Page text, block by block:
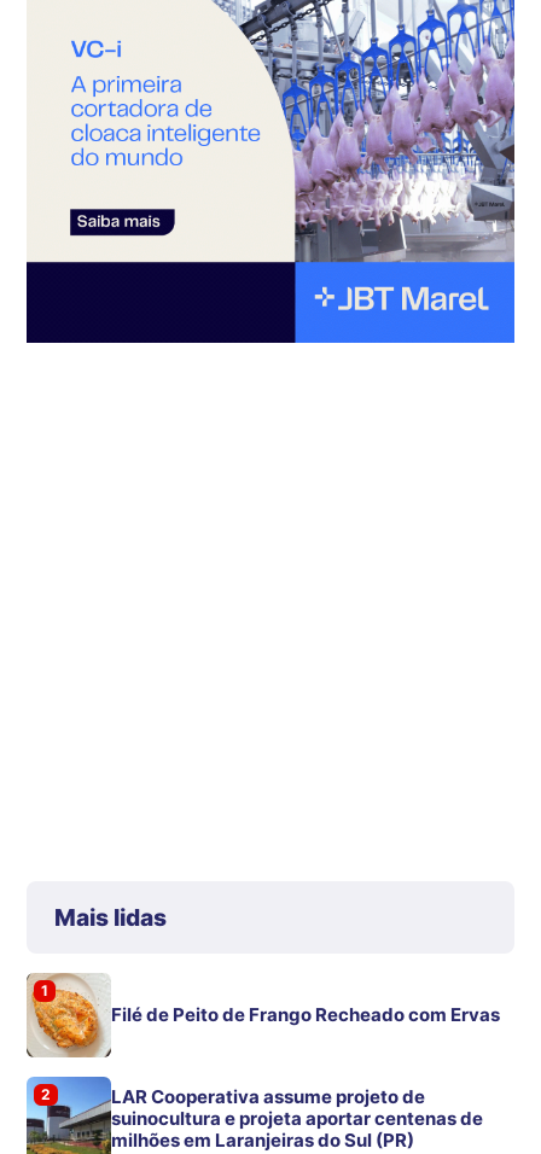
Mais lidas
1
Filé de Peito de Frango Recheado com Ervas
2
LAR Cooperativa assume projeto de
suinocultura e projeta aportar centenas de
milhões em Laranjeiras do Sul (PR)